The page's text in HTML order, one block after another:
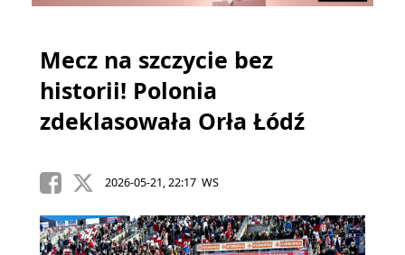
Mecz na szczycie bez
historii! Polonia
zdeklasowała Orła Łódź
2026-05-21, 22:17 WS